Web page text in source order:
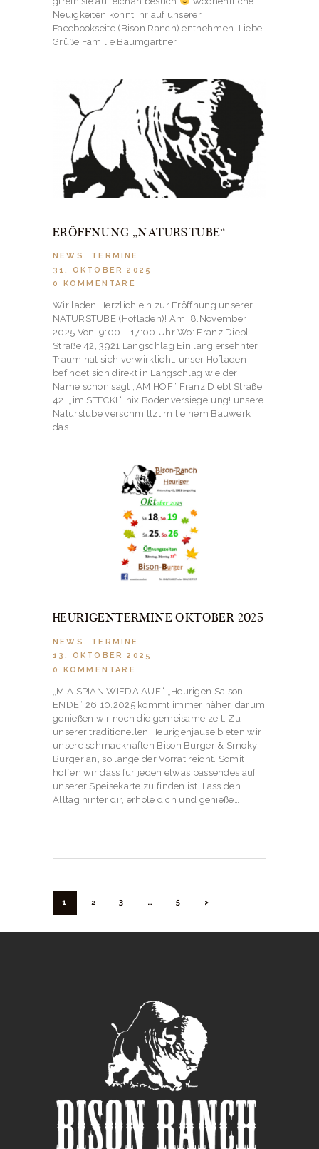
Neuigkeiten könnt ihr auf unserer
Facebookseite (Bison Ranch) entnehmen. Liebe
Grüße Familie Baumgartner
ERÖFFNUNG „NATURSTUBE“
NEWS , TERMINE
31. OKTOBER 2025
0
KOMMENTARE
Wir laden Herzlich ein zur Eröffnung unserer
NATURSTUBE (Hofladen)! Am: 8.November
2025 Von: 9:00 – 17:00 Uhr Wo: Franz Diebl
Straße 42, 3921 Langschlag Ein lang ersehnter
Traum hat sich verwirklicht. unser Hofladen
befindet sich direkt in Langschlag wie der
Name schon sagt „AM HOF“ Franz Diebl Straße
42 „im STECKL“ nix Bodenversiegelung! unsere
Naturstube verschmiltzt mit einem Bauwerk
das…
HEURIGENTERMINE OKTOBER 2025
NEWS , TERMINE
13. OKTOBER 2025
0
KOMMENTARE
„MIA SPIAN WIEDA AUF“ „Heurigen Saison
ENDE“ 26.10.2025 kommt immer näher, darum
genießen wir noch die gemeisame zeit. Zu
unserer traditionellen Heurigenjause bieten wir
unsere schmackhaften Bison Burger & Smoky
Burger an, so lange der Vorrat reicht. Somit
hoffen wir dass für jeden etwas passendes auf
unserer Speisekarte zu finden ist. Lass den
Alltag hinter dir, erhole dich und genieße…
SEITE
1 SEITE
2 SEITE
3 … SEITE
5 >